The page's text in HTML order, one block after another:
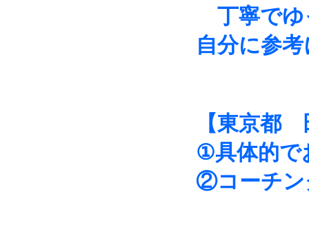
丁寧でゆ
自分に参
【東京都
①具体的で
②コーチン